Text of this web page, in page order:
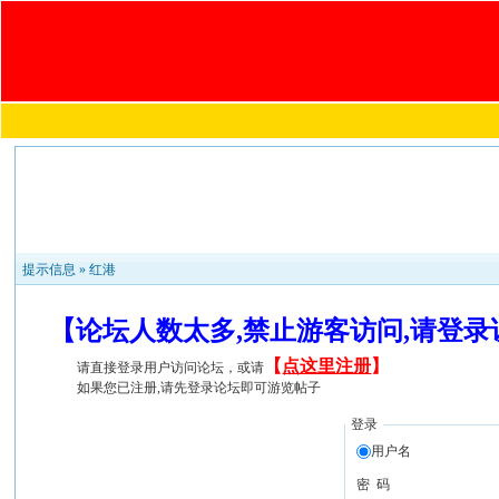
提示信息 »红港
【论坛人数太多,禁止游客访问,请登
请直接登录用户访问论坛，或请 【 点这里注册】
如果您已注册,请先登录论坛即可游览帖子
登录
用户名
密 码